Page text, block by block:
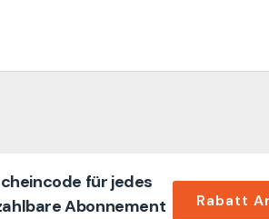
für jedes
Abonnement
Rabatt